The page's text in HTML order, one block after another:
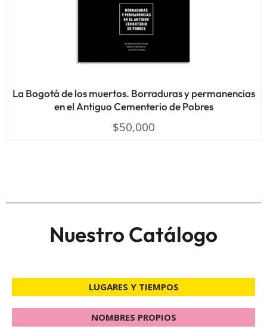
La Bogotá de los muertos. Borraduras y permanencias
en el Antiguo Cementerio de Pobres
$50,000
Nuestro Catálogo
LUGARES Y TIEMPOS
NOMBRES PROPIOS